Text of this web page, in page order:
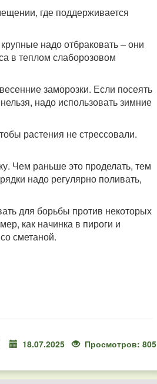
где поддерживается
надо отбраковать – они
в теплом слаборозовом
заморозки. Если посеять
надо использовать зимние
растения не стрессовали.
Чем раньше это проделать, тем
надо регулярно поливать,
для борьбы против некоторых
как начинка в пироги и
сметаной.
18.07.2025 Просмотров: 805